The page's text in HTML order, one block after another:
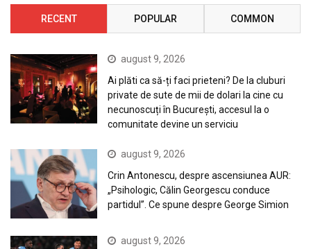
RECENT POPULAR COMMON
august 9, 2026
Ai plăti ca să-ți faci prieteni? De la cluburi
private de sute de mii de dolari la cine cu
necunoscuți în București, accesul la o
comunitate devine un serviciu
august 9, 2026
Crin Antonescu, despre ascensiunea AUR:
„Psihologic, Călin Georgescu conduce
partidul”. Ce spune despre George Simion
august 9, 2026